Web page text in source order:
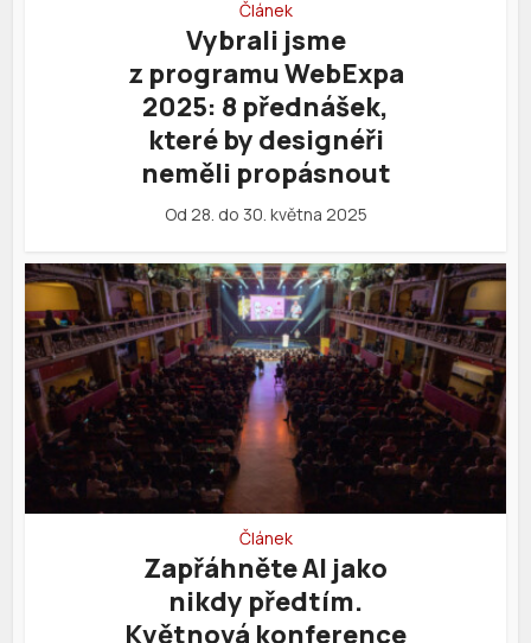
Článek
Vybrali jsme
z programu WebExpa
2025: 8 přednášek,
které by designéři
neměli propásnout
Od 28. do 30. května 2025
Článek
Zapřáhněte AI jako
nikdy předtím.
Květnová konference